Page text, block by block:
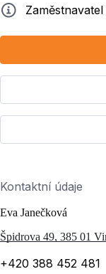
ZadavatelZaměstnavatel
Kontaktní údaje
Eva Janečková
Špidrova 49, 385 01
+420 388 452 481